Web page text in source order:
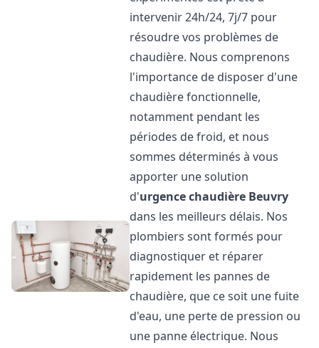
intervenir 24h/24, 7j/7 pour
résoudre vos problèmes de
chaudière. Nous comprenons
l'importance de disposer d'une
chaudière fonctionnelle,
notamment pendant les
périodes de froid, et nous
sommes déterminés à vous
apporter une solution
d'urgence chaudière Beuvry
dans les meilleurs délais. Nos
plombiers sont formés pour
diagnostiquer et réparer
rapidement les pannes de
chaudière, que ce soit une fuite
d'eau, une perte de pression ou
une panne électrique. Nous